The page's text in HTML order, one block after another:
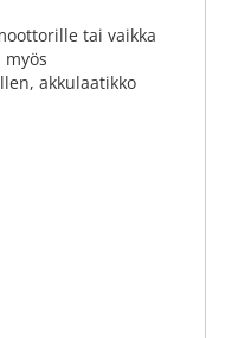
tai vaikka
akkulaatikko